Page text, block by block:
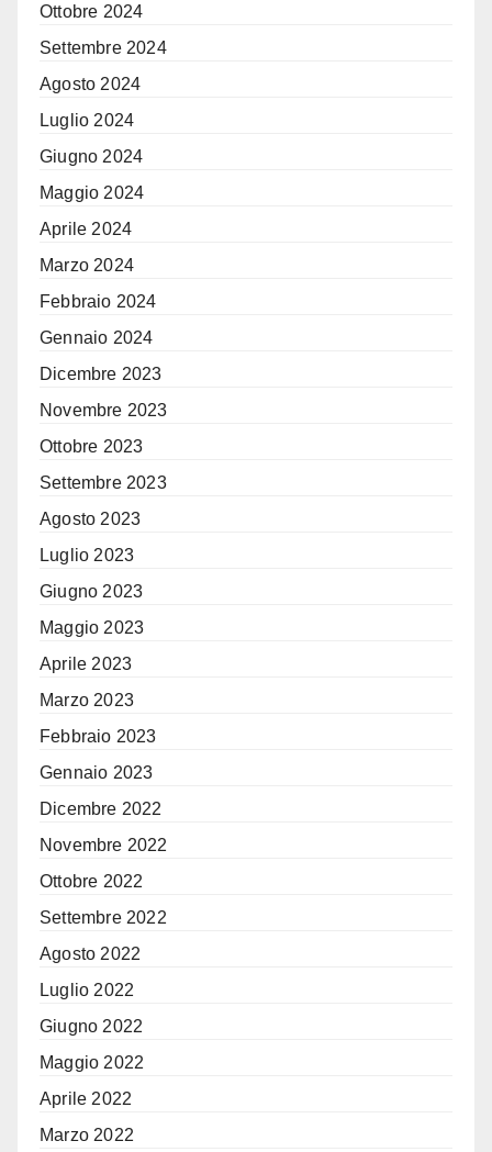
Ottobre 2024
Settembre 2024
Agosto 2024
Luglio 2024
Giugno 2024
Maggio 2024
Aprile 2024
Marzo 2024
Febbraio 2024
Gennaio 2024
Dicembre 2023
Novembre 2023
Ottobre 2023
Settembre 2023
Agosto 2023
Luglio 2023
Giugno 2023
Maggio 2023
Aprile 2023
Marzo 2023
Febbraio 2023
Gennaio 2023
Dicembre 2022
Novembre 2022
Ottobre 2022
Settembre 2022
Agosto 2022
Luglio 2022
Giugno 2022
Maggio 2022
Aprile 2022
Marzo 2022